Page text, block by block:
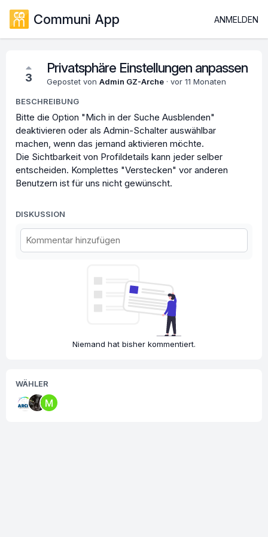
Communi App ANMELDEN
3
Privatsphäre Einstellungen anpassen
Gepostet von Admin GZ-Arche · vor 11 Monaten
BESCHREIBUNG
Bitte die Option "Mich in der Suche Ausblenden"
deaktivieren oder als Admin-Schalter auswählbar
machen, wenn das jemand aktivieren möchte.
Die Sichtbarkeit von Profildetails kann jeder selber
entscheiden. Komplettes "Verstecken" vor anderen
Benutzern ist für uns nicht gewünscht.
DISKUSSION
Niemand hat bisher kommentiert.
WÄHLER